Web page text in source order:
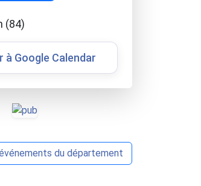
(84)
à Google Calendar
du département